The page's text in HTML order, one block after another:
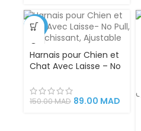
-41%
Harnais pour Chien et
Chat Avec Laisse – No
Ajustable
150.00MAD 89.00 MAD